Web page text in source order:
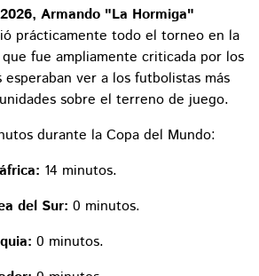
Armando "La Hormiga"
prácticamente todo el torneo en la
fue ampliamente criticada por los
ver a los futbolistas más
sobre el terreno de juego.
durante la Copa del Mundo:
14 minutos.
del Sur: 0 minutos.
0 minutos.